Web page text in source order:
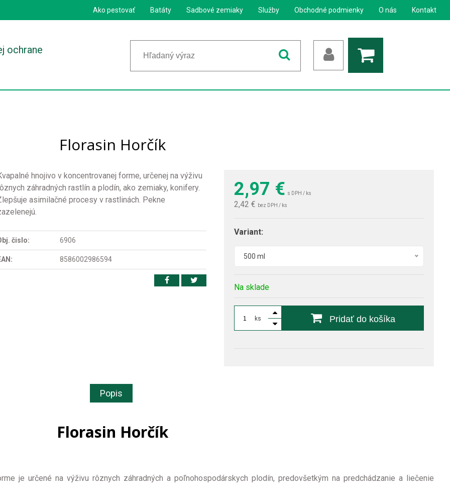
ochrane
Ako pestovať Batáty Sadbové zemiaky Služby Obchodné podmienky O nás Kontakt
Florasin Horčík
2,97 € s DPH / ks
2,42 € bez DPH / ks
Variant:
500 ml
Na sklade
ks Pridať do košíka
hnojivo v koncentrovanej forme, určenej na výživu
záhradných rastlín a plodín, ako zemiaky, konifery.
asimilačné procesy v rastlinách. Pekne
čislo: 6906
8586002986594
Popis
Florasin Horčík
je určené na výživu rôznych záhradných a poľnohospodárskych plodín, predovšetkým na predchádzanie a liečenie